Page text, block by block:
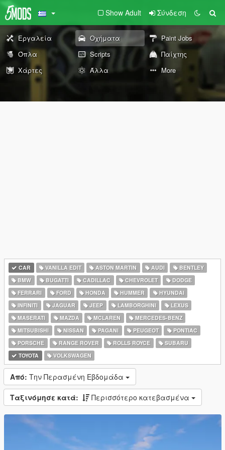
Show Adult Σύνδεση
Εργαλεία Οχήματα
Paint Jobs
Όπλα
Scripts
Παίχτης
Χάρτες
Άλλα More
CAR VANILLA EDIT ASTON MARTIN AUDI
BENTLEY
BMW
BUGATTI CADILLAC CHEVROLET
DODGE
FERRARI
FORD HONDA HUMMER
HYUNDAI
INFINITI
JAGUAR JEEP LAMBORGHINI
LEXUS
MASERATI
MAZDA MCLAREN
MERCEDES-BENZ
MITSUBISHI
NISSAN PAGANI PEUGEOT
PONTIAC
PORSCHE
RANGE ROVER ROLLS ROYCE
SUBARU
TOYOTA
VOLKSWAGEN
Από: Την Περασμένη Εβδομάδα
Ταξινόμησε κατά: Περισσότερο κατεβασμένα